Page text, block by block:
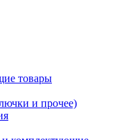
товары
и прочее)